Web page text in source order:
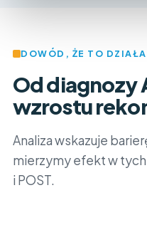
DOWÓD, ŻE TO DZIAŁA
Od diagnozy
wzrostu
Analiza wskazuje
mierzymy efekt w tych
i POST.